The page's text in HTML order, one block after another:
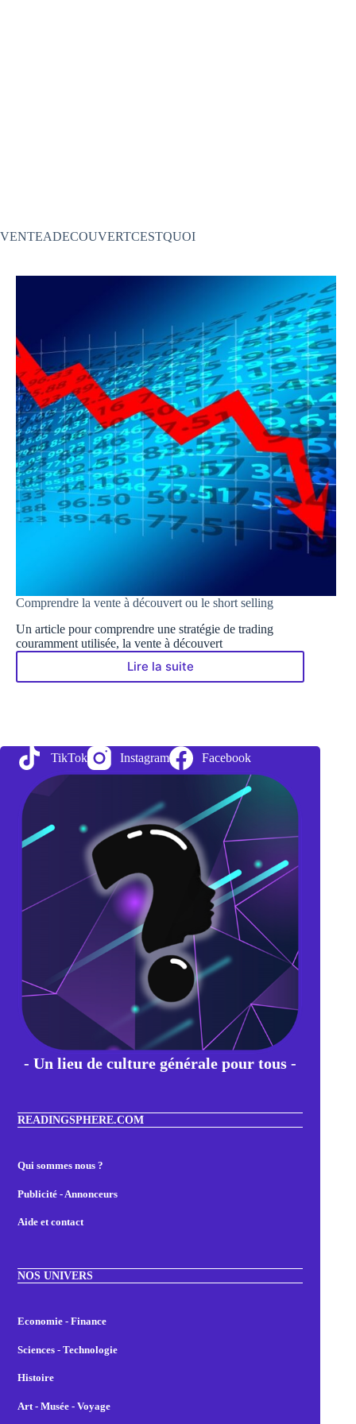
VENTEADECOUVERTCESTQUOI
Comprendre la vente à découvert ou le short selling
Un article pour comprendre une stratégie de trading
couramment utilisée, la vente à découvert
Lire la suite
Comprendre
ou
le
short
TikTok Instagram Facebook
- Un lieu de culture générale pour tous -
READINGSPHERE.COM
Qui sommes nous ?
Publicité - Annonceurs
Aide et contact
NOS UNIVERS
Economie - Finance
Sciences - Technologie
Histoire
Art - Musée - Voyage